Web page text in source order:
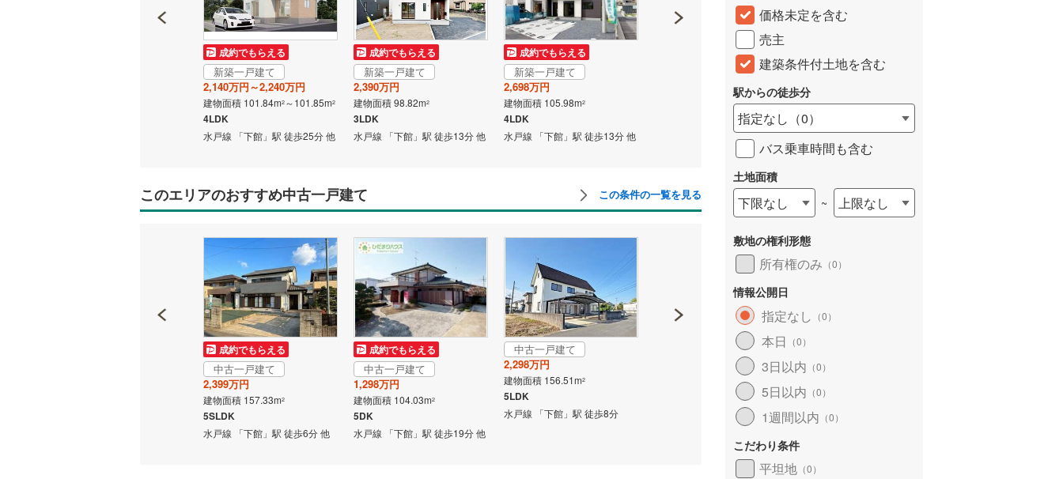
成約でもらえる
新築一戸建て
2,140万円～2,240万円
建物面積 101.84m2 ～101.85m2
4LDK
水戸線 「下館」駅 徒歩25分 他
成約でもらえる
新築一戸建て
2,390万円
建物面積 98.82m2
3LDK
水戸線 「下館」駅 徒歩13分 他
成約でもらえる
新築一戸建て
2,698万円
建物面積 105.98m2
4LDK
水戸線 「下館」駅 徒歩13分 他
成約でもらえる
水戸線 「下館」駅 徒歩13分 他
新築一戸建て
2,390万円
建物面積 98.41m2
4LDK
水戸線 「下館」駅 徒歩13分 他
このエリアのおすすめ中古一戸建て この条件の一覧を見る
成約でもらえる
中古一戸建て
2,399万円
建物面積 157.33m2
5SLDK
水戸線 「下館」駅 徒歩6分 他
成約でもらえる
中古一戸建て
1,298万円
建物面積 104.03m2
5DK
水戸線 「下館」駅 徒歩19分 他
中古一戸建て
2,298万円
建物面積 156.51m2
5LDK
水戸線 「下館」駅 徒歩8分
真岡鐵道 「下館二高前」駅 徒
2,298万円
8DK
水戸線 「下館」駅から1140m
価格未定を含む
売主
建築条件付土地を含む
駅からの徒歩分
指定なし （0）
バス乗車時間も含む
土地面積
下限なし ~ 上限なし
敷地の権利形態
所有権のみ （0）
情報公開日
指定なし （0）
本日 （0）
3日以内 （0）
5日以内 （0）
1週間以内 （0）
こだわり条件
平坦地 （0）